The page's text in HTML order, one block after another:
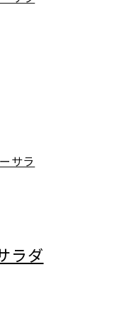
サラ
ラダ